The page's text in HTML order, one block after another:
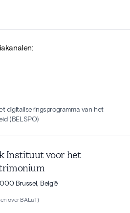
digitaliseringsprogramma van het
(BELSPO)
Instituut voor het
Brussel, België
over BALaT)